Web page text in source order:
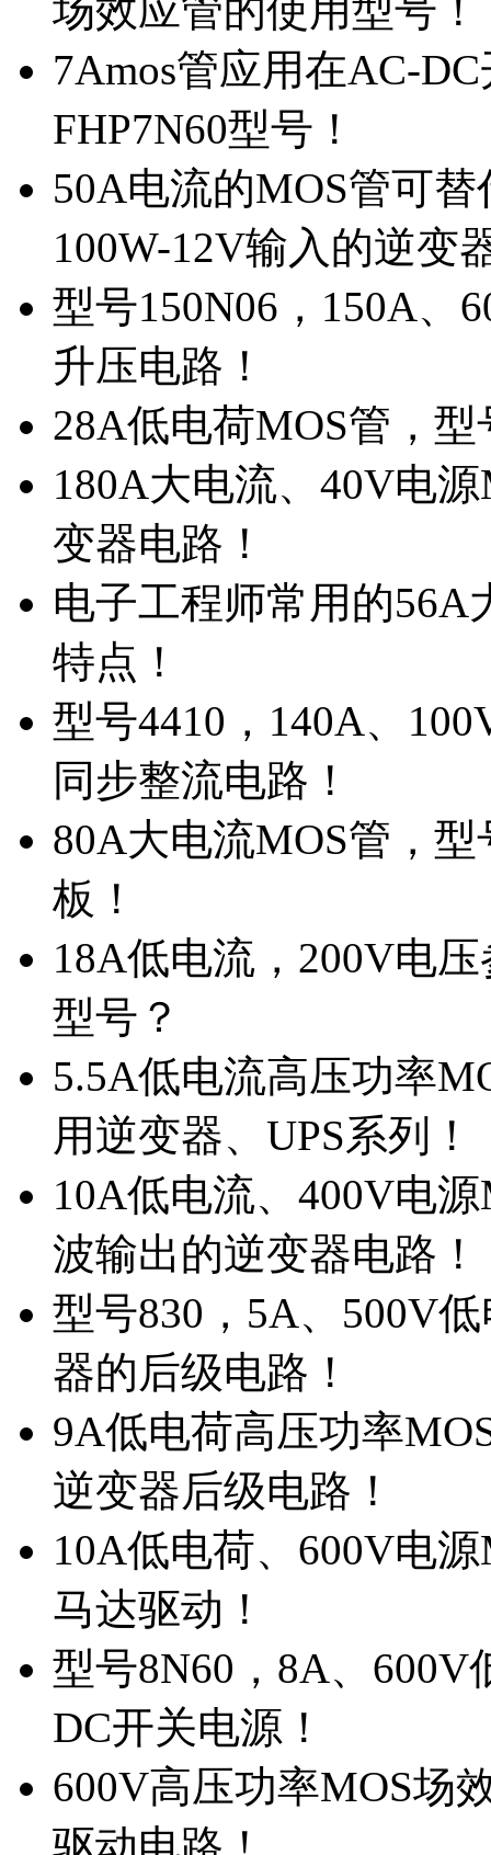
场效应管的使用型号！
7Amos管应用在AC-
FHP7N60型号！
50A电流的MOS管可
100W-12V输入的逆变
型号150N06，150A、
升压电路！
28A低电荷MOS管，
180A大电流、40V电
变器电路！
电子工程师常用的56A
特点！
型号4410，140A、
同步整流电路！
80A大电流MOS管，
板！
18A低电流，200V电
型号？
5.5A低电流高压功率
用逆变器、UPS系列！
10A低电流、400V电
波输出的逆变器电路！
型号830，5A、500V
器的后级电路！
9A低电荷高压功率
逆变器后级电路！
10A低电荷、600V电
马达驱动！
型号8N60，8A、
DC开关电源！
600V高压功率MOS场